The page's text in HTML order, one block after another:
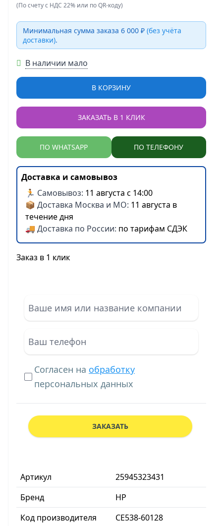
Артикул
25945323431
Бренд
HP
Код производителя
CE538-60128
(По счету с НДС 22% или по QR-коду)
Минимальная сумма заказа 6 000 ₽ (без учёта
доставки).
В наличии мало
В КОРЗИНУ
ЗАКАЗАТЬ В 1 КЛИК
ПО WHATSAPP ПО ТЕЛЕФОНУ
Доставка и самовывоз
🏃 Самовывоз: 11 августа с 14:00
📦 Доставка Москва и МО: 11 августа в
течение дня
🚚 Доставка по России: по тарифам СДЭК
Заказ в 1 клик
Согласен на обработку
персональных данных
ЗАКАЗАТЬ